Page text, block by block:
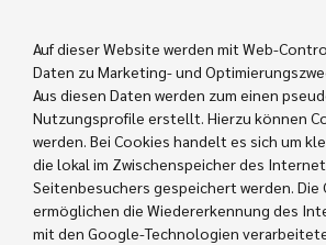
Auf dieser Website werden mit Web-
Daten zu Marketing- und
Aus diesen Daten werden zum einen
Nutzungsprofile erstellt. Hierzu können
werden. Bei Cookies handelt es sich um
die lokal im Zwischenspeicher des
Seitenbesuchers gespeichert werden. Die
ermöglichen die Wiedererkennung des
mit den Google-Technologien